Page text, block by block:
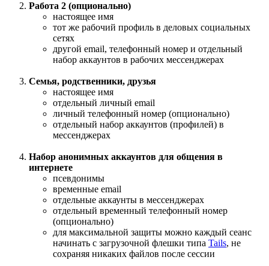
Работа 2 (опционально)
настоящее имя
тот же рабочий профиль в деловых социальных
сетях
другой email, телефонный номер и отдельный
набор аккаунтов в рабочих мессенджерах
Семья, родственники, друзья
настоящее имя
отдельный личный email
личный телефонный номер (опционально)
отдельный набор аккаунтов (профилей) в
мессенджерах
Набор анонимных аккаунтов для общения в
интернете
псевдонимы
временные email
отдельные аккаунты в мессенджерах
отдельный временный телефонный номер
(опционально)
для максимальной защиты можно каждый сеанс
начинать с загрузочной флешки типа Tails, не
сохраняя никаких файлов после сессии